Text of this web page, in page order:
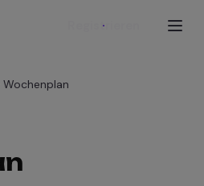
Registrieren
Wochenplan